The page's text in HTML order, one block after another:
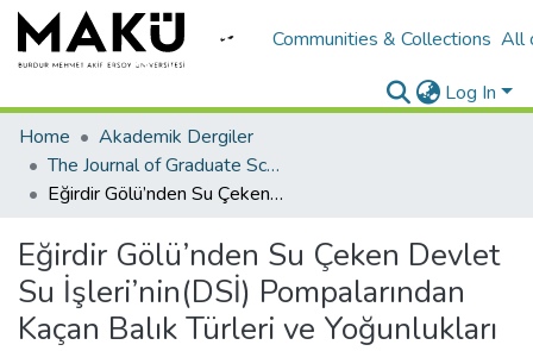
Communities & Collections All
Log In
Home
Akademik Dergiler
The Journal of Graduate School of Natural and Applied Sciences of Mehmet Akif Ersoy University
Eğirdir Gölü’nden Su Çeken Devlet Su İşleri’nin(DSİ) Pompalarından Kaçan Balık Türleri ve Yoğunlukları
Eğirdir Gölü’nden Su Çeken Devlet
Su İşleri’nin(DSİ) Pompalarından
Kaçan Balık Türleri ve Yoğunlukları